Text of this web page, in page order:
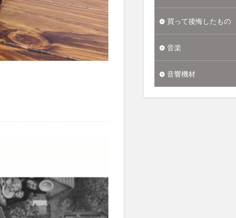
買って後悔したもの
音楽
音響機材